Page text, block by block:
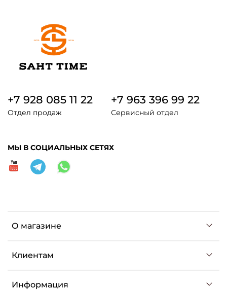
О магазине
Клиентам
Информация
+7 928 085 11 22
Отдел продаж
+7 963 396 99 22
Сервисный отдел
МЫ В СОЦИАЛЬНЫХ СЕТЯХ